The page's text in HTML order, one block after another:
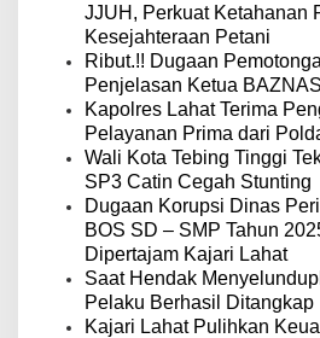
JJUH, Perkuat Ketahanan
Kesejahteraan Petani
Ribut.!! Dugaan
Penjelasan Ketua
Kapolres Lahat Terima
Pelayanan Prima dari
Wali Kota Tebing Tinggi
SP3 Catin Cegah Stunting
Dugaan Korupsi Dinas
BOS SD – SMP Tahun
Dipertajam Kajari Lahat
Saat Hendak
Pelaku Berhasil Ditangkap
Kajari Lahat Pulihkan